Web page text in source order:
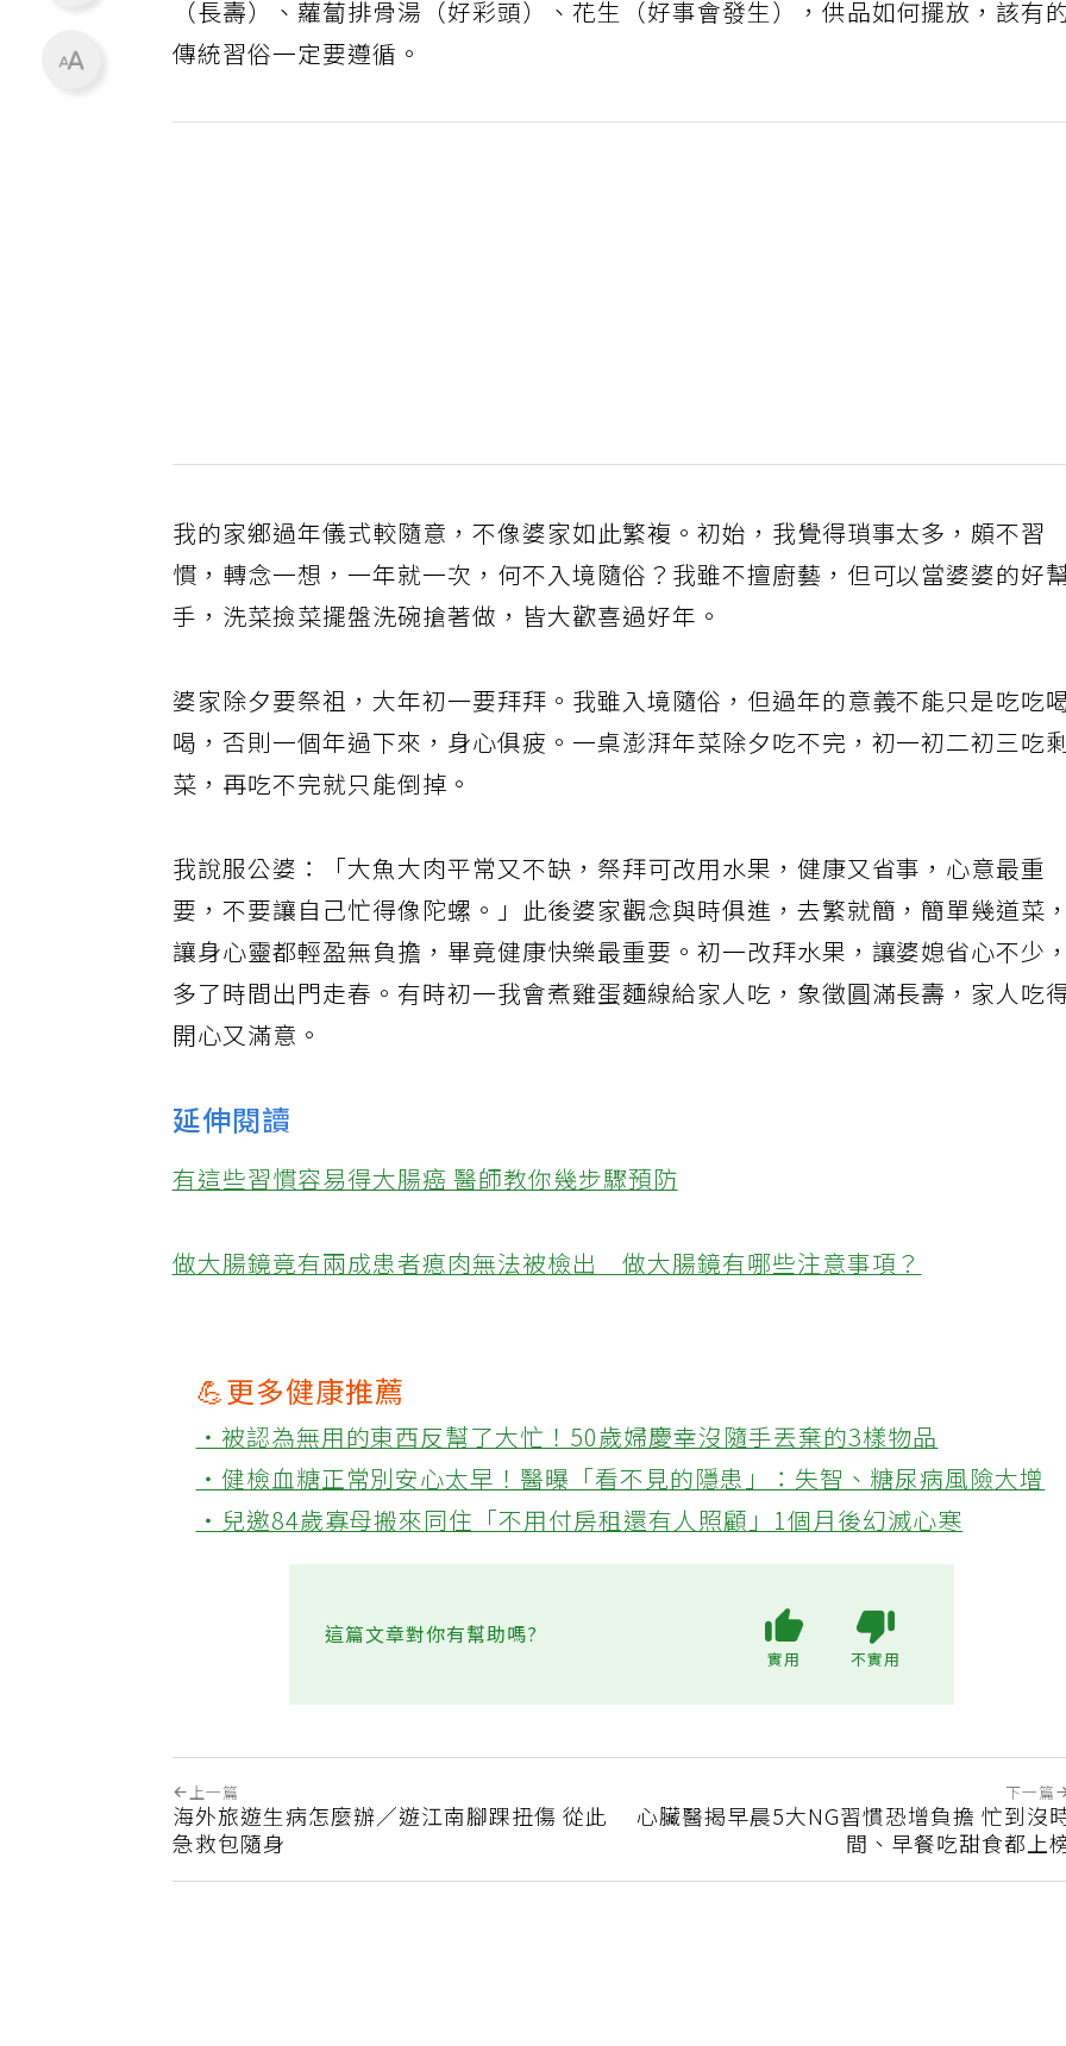
（長壽）、蘿蔔排骨湯（好彩頭）、花生（好事會發生），供品如何擺放，該有
傳統習俗一定要遵循。
我的家鄉過年儀式較隨意，不像婆家如此繁複。初始，我覺得瑣事太多，頗不習
慣，轉念一想，一年就一次，何不入境隨俗？我雖不擅廚藝，但可以當婆婆的好
手，洗菜撿菜擺盤洗碗搶著做，皆大歡喜過好年。
婆家除夕要祭祖，大年初一要拜拜。我雖入境隨俗，但過年的意義不能只是吃吃
喝，否則一個年過下來，身心俱疲。一桌澎湃年菜除夕吃不完，初一初二初三吃
菜，再吃不完就只能倒掉。
我說服公婆：「大魚大肉平常又不缺，祭拜可改用水果，健康又省事，心意最重
要，不要讓自己忙得像陀螺。」此後婆家觀念與時俱進，去繁就簡，簡單幾道菜
讓身心靈都輕盈無負擔，畢竟健康快樂最重要。初一改拜水果，讓婆媳省心不少
多了時間出門走春。有時初一我會煮雞蛋麵線給家人吃，象徵圓滿長壽，家人吃
開心又滿意。
延伸閱讀
有這些習慣容易得大腸癌 醫師教你幾步驟預防
做大腸鏡竟有兩成患者瘜肉無法被檢出 做大腸鏡有哪些注意事項？
💪更多健康推薦
‧被認為無用的東西反幫了大忙！50歲婦慶幸沒隨手丟棄的3樣物品
‧健檢血糖正常別安心太早！醫曝「看不見的隱患」：失智、糖尿病風險大增
‧兒邀84歲寡母搬來同住「不用付房租還有人照顧」1個月後幻滅心寒
上一篇
海外旅遊生病怎麼辦／遊江南腳踝扭傷 從此
急救包隨身
下一篇
心臟醫揭早晨5大NG習慣恐增負擔 忙到沒
間、早餐吃甜食都上